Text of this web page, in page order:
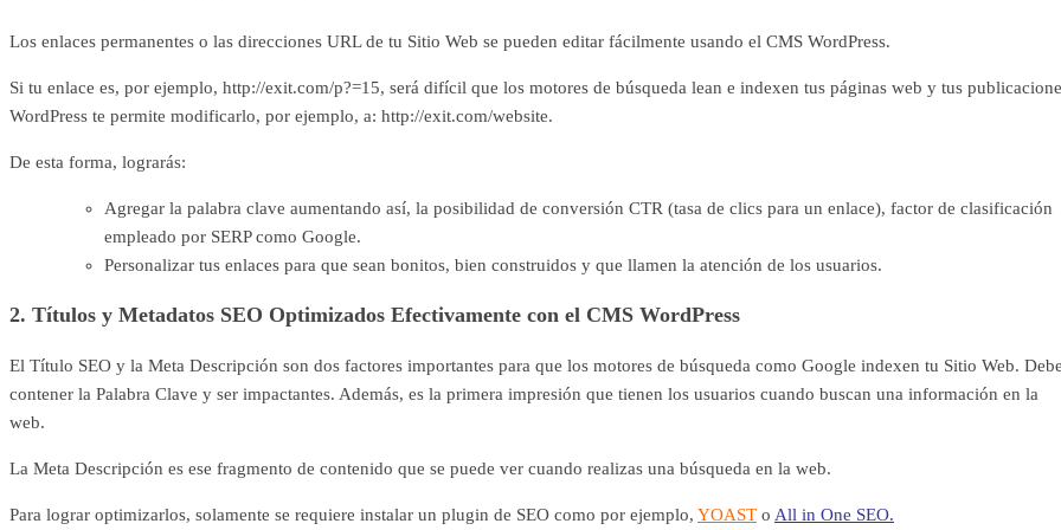
Los enlaces permanentes o las direcciones URL de tu Sitio Web se pueden editar fácilmente usando el CMS WordPress.
Si tu enlace es, por ejemplo, http://exit.com/p?=15, será difícil que los motores de búsqueda lean e indexen tus páginas web y tus
WordPress te permite modificarlo, por ejemplo, a: http://exit.com/website.
De esta forma, lograrás:
Agregar la palabra clave aumentando así, la posibilidad de conversión CTR (tasa de clics para un enlace), factor de clasificación
empleado por SERP como Google.
Personalizar tus enlaces para que sean bonitos, bien construidos y que llamen la atención de los usuarios.
2. Títulos y Metadatos SEO Optimizados Efectivamente con el CMS WordPress
El Título SEO y la Meta Descripción son dos factores importantes para que los motores de búsqueda como Google indexen tu Sitio Web.
contener la Palabra Clave y ser impactantes. Además, es la primera impresión que tienen los usuarios cuando buscan una información en la
web.
La Meta Descripción es ese fragmento de contenido que se puede ver cuando realizas una búsqueda en la web.
Para lograr optimizarlos, solamente se requiere instalar un plugin de SEO como por ejemplo, YOAST o All in One SEO.